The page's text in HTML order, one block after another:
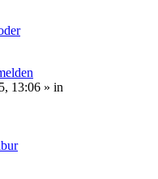
13:06 » in